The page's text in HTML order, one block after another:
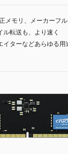
メモリ、メーカーフ
転送も、より速く
イターなどあらゆる用